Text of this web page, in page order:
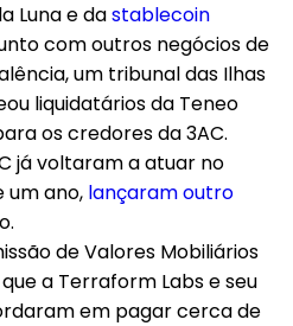
Luna e dastablecoin
com outros negócios de
um tribunal das Ilhas
liquidatários da Teneo
os credores da 3AC.
já voltaram a atuar no
um ano, lançaram outro
de Valores Mobiliários
que a Terraform Labs e seu
em pagar cerca de